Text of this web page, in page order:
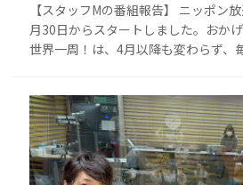
【スタッフMの番組報告】 ニッポン
月30日からスタートしました。おか
世界一周！は、4月以降も変わらず、